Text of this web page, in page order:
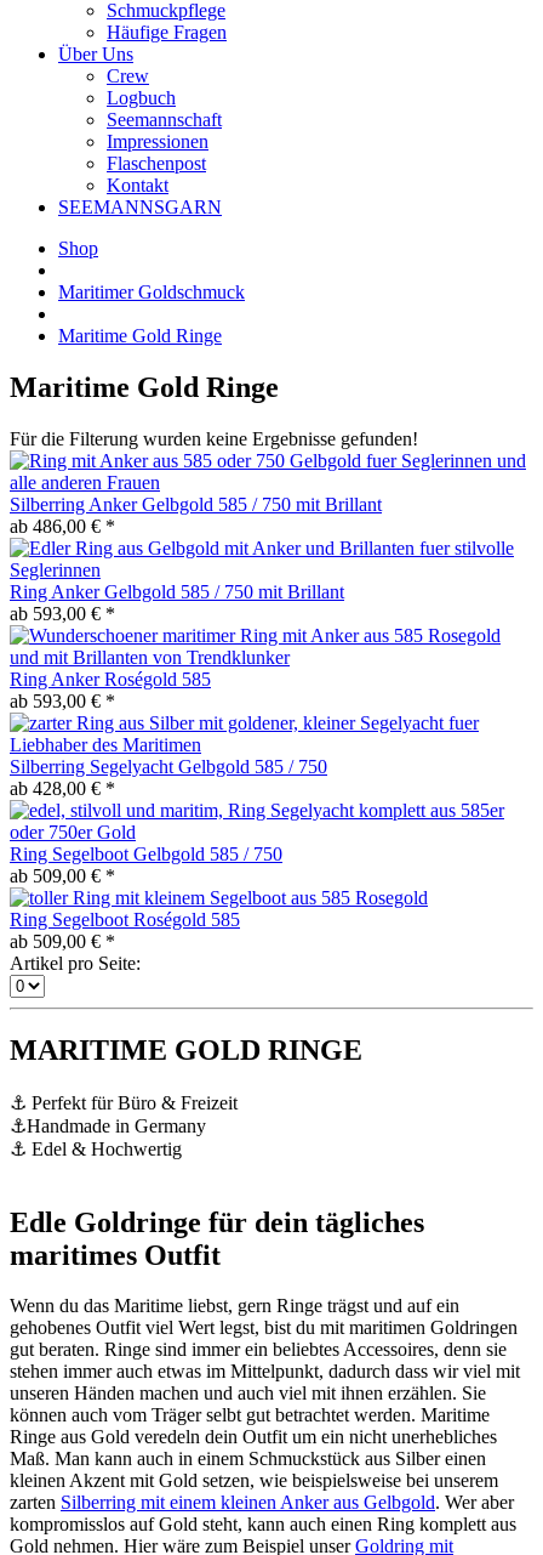
Schmuckpflege
Häufige Fragen
Über Uns
Crew
Logbuch
Seemannschaft
Impressionen
Flaschenpost
Kontakt
SEEMANNSGARN
Shop
Maritimer Goldschmuck
Maritime Gold Ringe
Maritime Gold Ringe
Für die Filterung wurden keine Ergebnisse gefunden!
Silberring Anker Gelbgold 585 / 750 mit Brillant
ab 486,00 € *
Ring Anker Gelbgold 585 / 750 mit Brillant
ab 593,00 € *
Ring Anker Roségold 585
ab 593,00 € *
Silberring Segelyacht Gelbgold 585 / 750
ab 428,00 € *
Ring Segelboot Gelbgold 585 / 750
ab 509,00 € *
Ring Segelboot Roségold 585
ab 509,00 € *
Artikel pro Seite:
MARITIME GOLD RINGE
⚓ Perfekt für Büro & Freizeit
⚓Handmade in Germany
⚓ Edel & Hochwertig
Edle Goldringe für dein tägliches
maritimes Outfit
Wenn du das Maritime liebst, gern Ringe trägst und auf ein
gehobenes Outfit viel Wert legst, bist du mit maritimen Goldringen
gut beraten. Ringe sind immer ein beliebtes Accessoires, denn sie
stehen immer auch etwas im Mittelpunkt, dadurch dass wir viel mit
unseren Händen machen und auch viel mit ihnen erzählen. Sie
können auch vom Träger selbt gut betrachtet werden. Maritime
Ringe aus Gold veredeln dein Outfit um ein nicht unerhebliches
Maß. Man kann auch in einem Schmuckstück aus Silber einen
kleinen Akzent mit Gold setzen, wie beispielsweise bei unserem
zarten Silberring mit einem kleinen Anker aus Gelbgold. Wer aber
kompromisslos auf Gold steht, kann auch einen Ring komplett aus
Gold nehmen. Hier wäre zum Beispiel unserGoldring mit